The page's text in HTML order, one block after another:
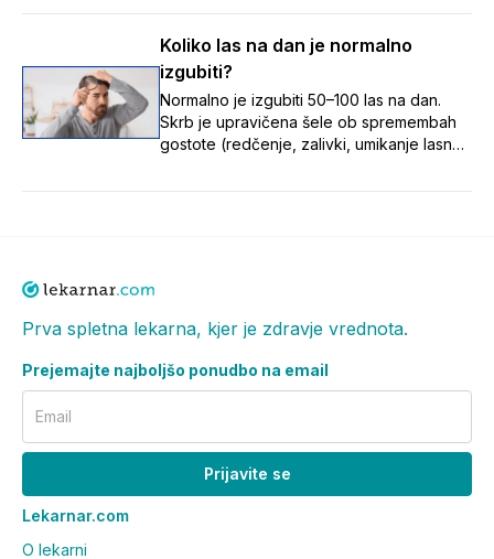
redčenje na temenu ter tanjšanje in izgubo
postopne spremembe pomembno opaziti
zgodaj, saj je zdravljenje uspešnejše,
dokler so lasni mešički še aktivni.
Koliko las na dan je normalno
izgubiti?
Normalno je izgubiti 50–100 las na dan.
Skrb je upravičena šele ob spremembah
gostote (redčenje, zalivki, umikanje lasne
hranil, zdravila, dednost. Ob opaznih
Prva spletna lekarna, kjer je zdravje vrednota.
Prejemajte najboljšo ponudbo na email
Email
Prijavite se
Lekarnar.com
O lekarni